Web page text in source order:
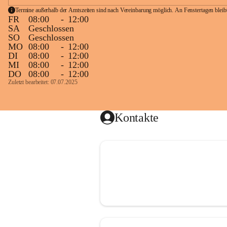
Termine außerhalb der Amtszeiten sind nach Vereinbarung möglich. An Fenstertagen
FR 08:00 - 12:00
SA
Geschlossen
SO
Geschlossen
MO 08:00 - 12:00
DI
08:00 - 12:00
MI
08:00 - 12:00
DO
08:00 - 12:00
Zuletzt bearbeitet: 07.07.2025
Kontakte